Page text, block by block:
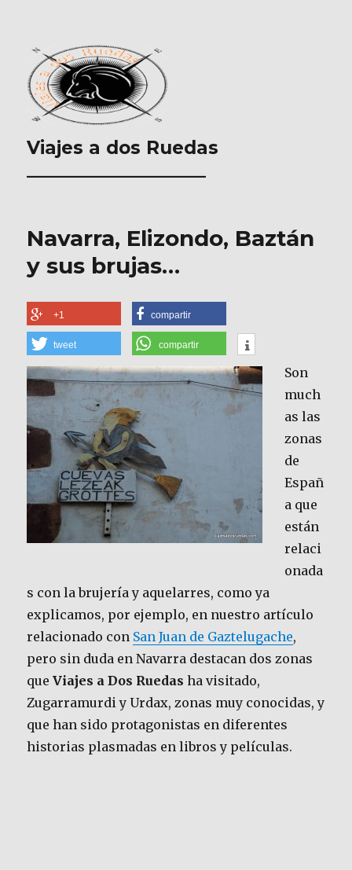
Viajes a dos Ruedas
___________________
Navarra, Elizondo, Baztán
y sus brujas…
+1 compartir
tweet compartir
Son
much
as las
zonas
de
Españ
a que
están
relaci
onada
s con la brujería y aquelarres, como ya
explicamos, por ejemplo, en nuestro artículo
relacionado con San Juan de Gaztelugache,
pero sin duda en Navarra destacan dos zonas
queViajes a Dos Ruedasha visitado,
Zugarramurdi y Urdax, zonas muy conocidas, y
que han sido protagonistas en diferentes
historias plasmadas en libros y películas.